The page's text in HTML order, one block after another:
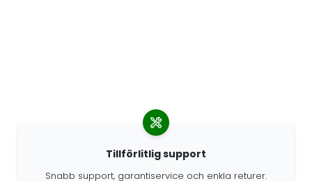
Tillförlitlig support
Snabb support, garantiservice och enkla returer.